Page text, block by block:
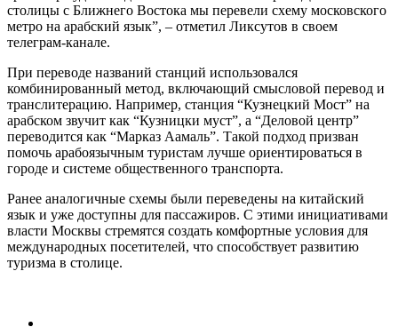
столицы с Ближнего Востока мы перевели схему московского
метро на арабский язык”, – отметил Ликсутов в своем
телеграм-канале.
При переводе названий станций использовался
комбинированный метод, включающий смысловой перевод и
транслитерацию. Например, станция “Кузнецкий Мост” на
арабском звучит как “Кузницки муст”, а “Деловой центр”
переводится как “Марказ Аамаль”. Такой подход призван
помочь арабоязычным туристам лучше ориентироваться в
городе и системе общественного транспорта.
Ранее аналогичные схемы были переведены на китайский
язык и уже доступны для пассажиров. С этими инициативами
власти Москвы стремятся создать комфортные условия для
международных посетителей, что способствует развитию
туризма в столице.